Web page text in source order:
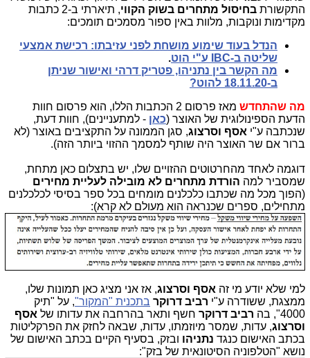
התקשורת בחיסול מתחרים בשוק הקווי
, תיארתי ב-2 כתבות
מקדימות ונוקבות, מלוות באין ספור מסמכים תומכים:
הנדל בעוד שימוע מושחת לפני עזיבתו: רכישת אמצעי
שליטה ב-IBC ע"י הוט
.
מה הקשר בין נתניהו, פטריק דרהי ואישור שניתן
ב-18.11.20 להוט?
מה שהתחדש
מאז פרסום 2 הכתבות הללו, הוא פרסום חוות
הדעת הספינולוגית של האוצר (כאן - למתעניינים), חוות דעת,
שנכתבה ע"י אסף וסרצוג, סגן הממונה על התקציבים באוצר (לא
ברור אם שר האוצר היה שותף למסמך ההזוי ביותר הזה).
דוגמה לאחד מהחרטוטים ההזויים שלו, יש בתצלום כאן מתחת,
שמסביר למה הורדת מתחרים לא מובילה לעליית מחירים
(הפוך מכל מה שכתבו כלכלנים מומחים בכל ספר בסיסי לכלכלנים
מתחילים, ספרים שכנראה הוא מעולם לא קרא):
למי שלא יודע מי זה אסף וסרצוג, אז אני מציג כאן תמונות שלו,
ממצגת, ששודרה ע"י רביב דרוקר בתכנית "המקור", על "תיק
4000", בה
רביב דרוקר חשף ותאר בהרחבה את עדותו של אסף
וסרצוג, עדות, שמסר מיוזמתו, עדות, שבאה לחזק את הפרקליטות
בכתב האישום כנגד נתניהו ובזק, בסעיף הקיים בכתב האישום של
נושא "הטלפוניה הסיטונאית של בזק":